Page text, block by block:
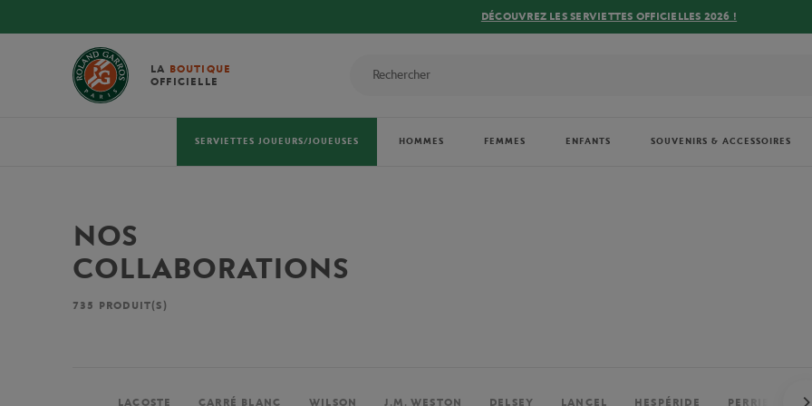
DÉCOUVREZ LES SERVIETTES OFFICIELLES 2026 !
LA BOUTIQUE
OFFICIELLE
SERVIETTES JOUEURS/JOUEUSES HOMMES FEMMES ENFANTS SOUVENIRS & ACCESSOIRES
NOS
COLLABORATIONS
735 PRODUIT(S)
LACOSTE CARRÉ BLANC WILSON J.M. WESTON DELSEY LANCEL HESPÉRIDE PERRIER